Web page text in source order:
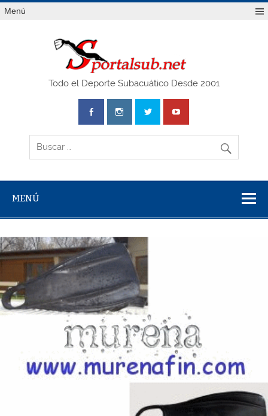
Saltar
alMenú
Todo el Deporte Subacuático Desde 2001
MENÚ